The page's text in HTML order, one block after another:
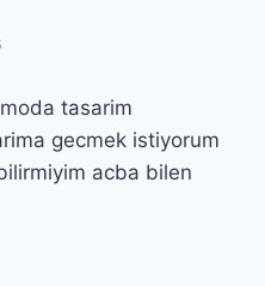
tasarim
gecmek istiyorum
acba bilen